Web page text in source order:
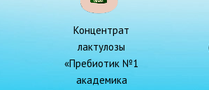
Концентрат
лактулозы
«Пребиотик №1
академика